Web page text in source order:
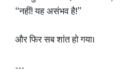
“नहीं! यह असंभव है!”
और फिर सब शांत हो गया।
---